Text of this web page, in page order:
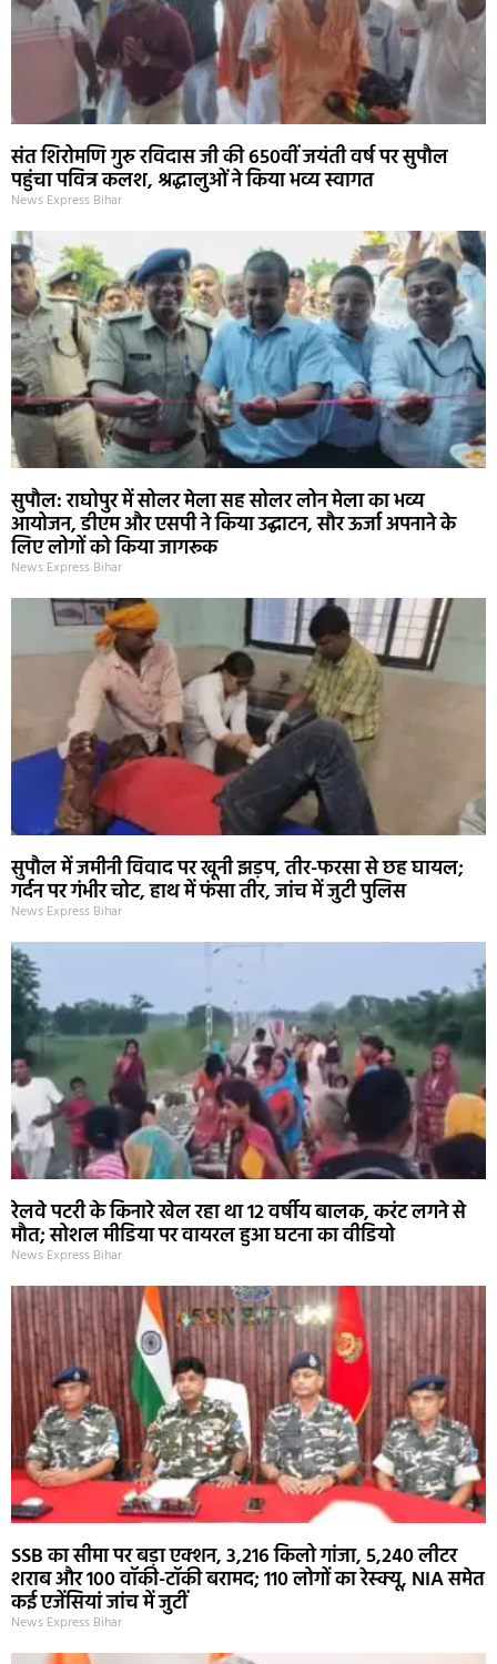
संत शिरोमणि गुरु रविदास जी की 650वीं जयंती वर्ष पर सुपौल
पहुंचा पवित्र कलश, श्रद्धालुओं ने किया भव्य स्वागत
News Express Bihar
सुपौल: राघोपुर में सोलर मेला सह सोलर लोन मेला का भव्य
आयोजन, डीएम और एसपी ने किया उद्घाटन, सौर ऊर्जा अपनाने के
लिए लोगों को किया जागरूक
News Express Bihar
सुपौल में जमीनी विवाद पर खूनी झड़प, तीर-फरसा से छह घायल;
गर्दन पर गंभीर चोट, हाथ में फंसा तीर, जांच में जुटी पुलिस
News Express Bihar
रेलवे पटरी के किनारे खेल रहा था 12 वर्षीय बालक, करंट लगने से
मौत; सोशल मीडिया पर वायरल हुआ घटना का वीडियो
News Express Bihar
SSB का सीमा पर बड़ा एक्शन, 3,216 किलो गांजा, 5,240 लीटर
शराब और 100 वॉकी-टॉकी बरामद; 110 लोगों का रेस्क्यू, NIA समेत
कई एजेंसियां जांच में जुटीं
News Express Bihar